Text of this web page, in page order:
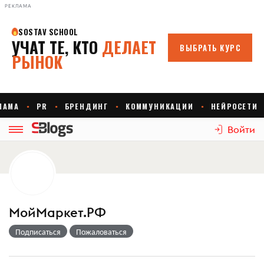
РЕКЛАМА
Войти
МойМаркет.РФ
Подписаться Пожаловаться